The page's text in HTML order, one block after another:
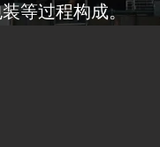
等过程构成。